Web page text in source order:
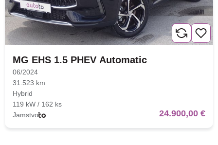
MG EHS 1.5 PHEV Automatic
06/2024
31.523 km
Hybrid
119 kW / 162 ks
Jamstvo
24.900,00 €